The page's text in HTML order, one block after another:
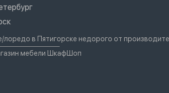
лоредо в Пятигорске недорого от
мебели ШкафШоп